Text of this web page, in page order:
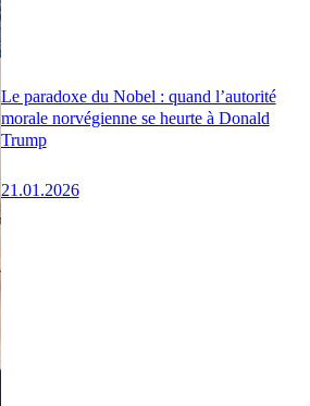
Le paradoxe du Nobel : quand l’autorité
morale norvégienne se heurte à Donald
Trump
21.01.2026